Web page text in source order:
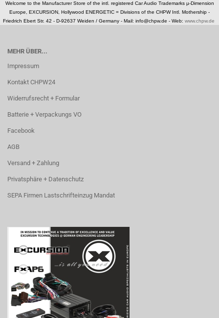
Welcome to the Manufacturer Store of the intl. registered Car Audio Trademarks µ-Dimension
Europe, EXCURSION, Hollywood ENERGETIC = Divisions of the CHPW Intl. Mothership -
Friedrich Ebert Str. 42 - D-92637 Weiden / Germany - Mail: info@chpw.de - Web: www.chpw.de
MEHR ÜBER...
Impressum
Kontakt CHPW24
Widerrufsrecht + Formular
Batterie + Verpackungs VO
Facebook
AGB
Versand + Zahlung
Privatsphäre + Datenschutz
SEPA Firmen Lastschrifteinzug Mandat